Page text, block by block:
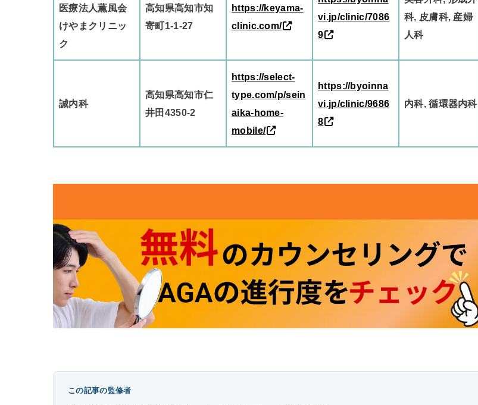
医療法人薫風会
けやまクリニッ
ク
高知県高知市知
寄町1-1-27
https://keyama-
clinic.com/
vi.jp/clinic/7086
9
科, 皮膚科, 産婦
人科
誠内科
高知県高知市仁
井田4350-2
https://select-
type.com/p/sein
aika-home-
mobile/
https://byoinna
vi.jp/clinic/9686
8
内科, 循環器内科
この記事の監修者